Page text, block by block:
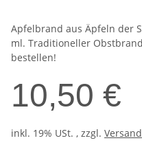
Apfelbrand aus Äpfeln der
ml. Traditioneller
bestellen!
10,50 €
inkl. 19% USt. , zzgl. Versand